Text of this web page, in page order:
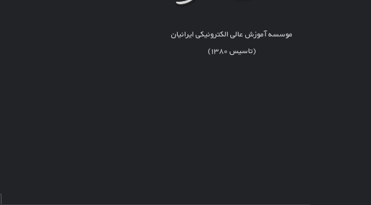
موسسه آموزش عالی الکترونیکی ایرانیان
(تاسیس ۱۳۸۰)